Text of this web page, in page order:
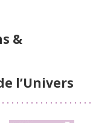
&
l’Univers